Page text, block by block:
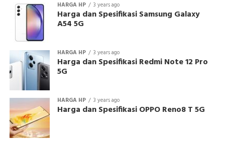
HARGA HP 3 years ago
Harga dan Spesifikasi Samsung Galaxy
A54 5G
HARGA HP 3 years ago
Harga dan Spesifikasi Redmi Note 12 Pro
5G
HARGA HP 3 years ago
Harga dan Spesifikasi OPPO Reno8 T 5G